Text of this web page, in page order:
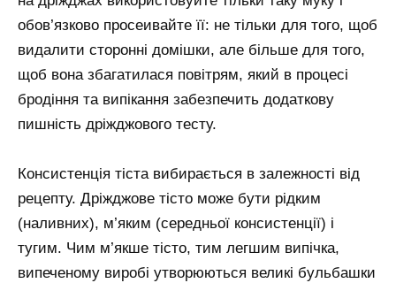
обов’язково просеивайте її: не тільки для того, щоб
видалити сторонні домішки, але більше для того,
щоб вона збагатилася повітрям, який в процесі
бродіння та випікання забезпечить додаткову
пишність дріжджового тесту.
Консистенція тіста вибирається в залежності від
рецепту. Дріжджове тісто може бути рідким
(наливних), м’яким (середньої консистенції) і
тугим. Чим м’якше тісто, тим легшим випічка,
випеченому виробі утворюються великі бульбашки